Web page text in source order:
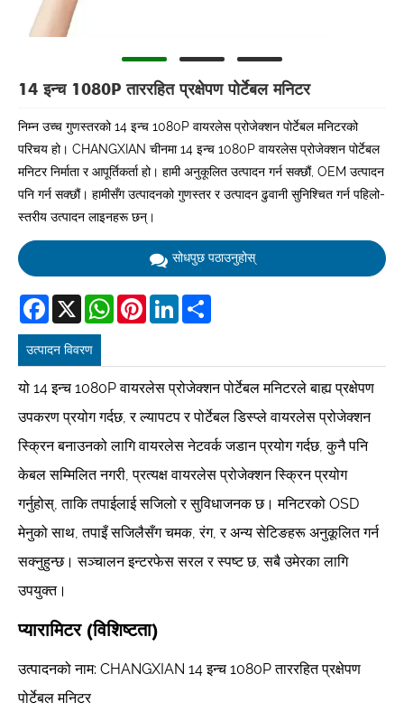
14 इन्च 1080P ताररहित प्रक्षेपण पोर्टेबल मनिटर
निम्न उच्च गुणस्तरको 14 इन्च 1080P वायरलेस प्रोजेक्शन पोर्टेबल मनिटरको
परिचय हो। CHANGXIAN चीनमा 14 इन्च 1080P वायरलेस प्रोजेक्शन पोर्टेबल
मनिटर निर्माता र आपूर्तिकर्ता हो। हामी अनुकूलित उत्पादन गर्न सक्छौं, OEM उत्पादन
पनि गर्न सक्छौं। हामीसँग उत्पादनको गुणस्तर र उत्पादन ढुवानी सुनिश्चित गर्न पहिलो-
स्तरीय उत्पादन लाइनहरू छन्।
सोधपुछ पठाउनुहोस्
Facebook
X WhatsAppPinterestLinkedIn
उत्पादन विवरण
यो 14 इन्च 1080P वायरलेस प्रोजेक्शन पोर्टेबल मनिटरले बाह्य प्रक्षेपण
उपकरण प्रयोग गर्दछ, र ल्यापटप र पोर्टेबल डिस्प्ले वायरलेस प्रोजेक्शन
स्क्रिन बनाउनको लागि वायरलेस नेटवर्क जडान प्रयोग गर्दछ, कुनै पनि
केबल सम्मिलित नगरी, प्रत्यक्ष वायरलेस प्रोजेक्शन स्क्रिन प्रयोग
गर्नुहोस्, ताकि तपाईलाई सजिलो र सुविधाजनक छ। मनिटरको OSD
मेनुको साथ, तपाइँ सजिलैसँग चमक, रंग, र अन्य सेटिङहरू अनुकूलित गर्न
सक्नुहुन्छ। सञ्चालन इन्टरफेस सरल र स्पष्ट छ, सबै उमेरका लागि
उपयुक्त।
प्यारामिटर (विशिष्टता)
उत्पादनको नाम: CHANGXIAN 14 इन्च 1080P ताररहित प्रक्षेपण
पोर्टेबल मनिटर